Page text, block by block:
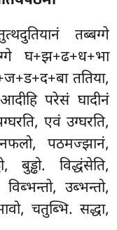
तब्बग्गे
घ+झ+ढ+ध+भा
ततिया,
परेसं घादीनं
एवं उग्घरति,
पठमज्झानं,
बुड्ढो. विद्धंसेति,
विब्भन्तो, उब्भन्तो,
चतुब्भि. सद्धा,